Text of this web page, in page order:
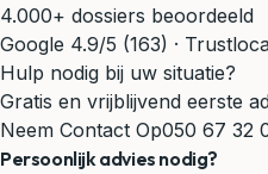
4.000+ dossiers beoordeeld
Google 4.9/5 (163) ·
Hulp nodig bij uw situatie?
Gratis en vrijblijvend eerste
Neem Contact Op050 67 32
Persoonlijk advies nodig?